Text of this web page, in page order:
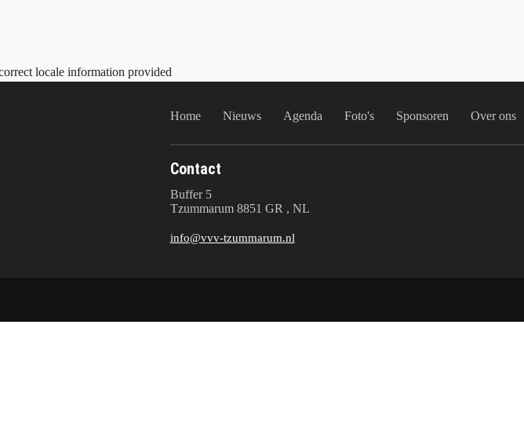
locale information provided
Home Nieuws Agenda Foto's Sponsoren Over ons
Contact
Buffer 5
Tzummarum 8851 GR , NL
info@vvv-tzummarum.nl